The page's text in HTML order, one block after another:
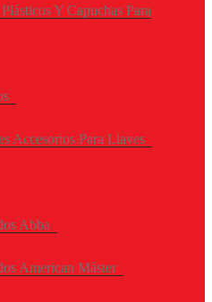
Y Capuchas Para
Accesorios Para Llaves
Abba
American Máster